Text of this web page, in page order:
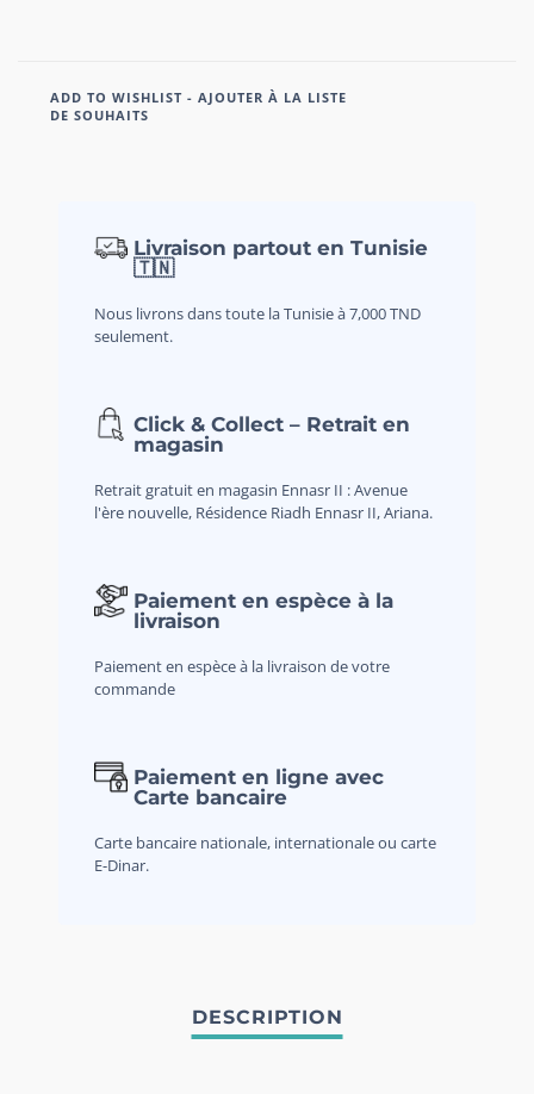
ADD TO WISHLIST - AJOUTER À LA LISTE
DE SOUHAITS
Livraison partout en Tunisie
🇹🇳
Nous livrons dans toute la Tunisie à 7,000 TND
seulement.
Click & Collect – Retrait en
magasin
Retrait gratuit en magasin Ennasr II : Avenue
l'ère nouvelle, Résidence Riadh Ennasr II, Ariana.
Paiement en espèce à la
livraison
Paiement en espèce à la livraison de votre
commande
Paiement en ligne avec
Carte bancaire
Carte bancaire nationale, internationale ou carte
E-Dinar.